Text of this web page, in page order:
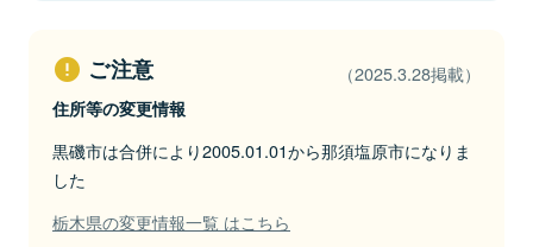
ご注意 （2025.3.28掲載）
住所等の変更情報
黒磯市は合併により2005.01.01から那須塩原市になりま
した
栃木県の変更情報一覧 はこちら